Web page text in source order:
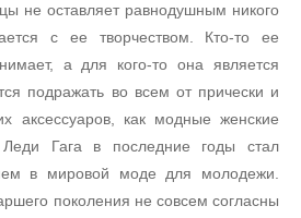
не оставляет равнодушным никого
с ее творчеством. Кто-то ее
а для кого-то она является
подражать во всем от прически и
аксессуаров, как модные женские
Гага в последние годы стал
в мировой моде для молодежи.
поколения не совсем согласны